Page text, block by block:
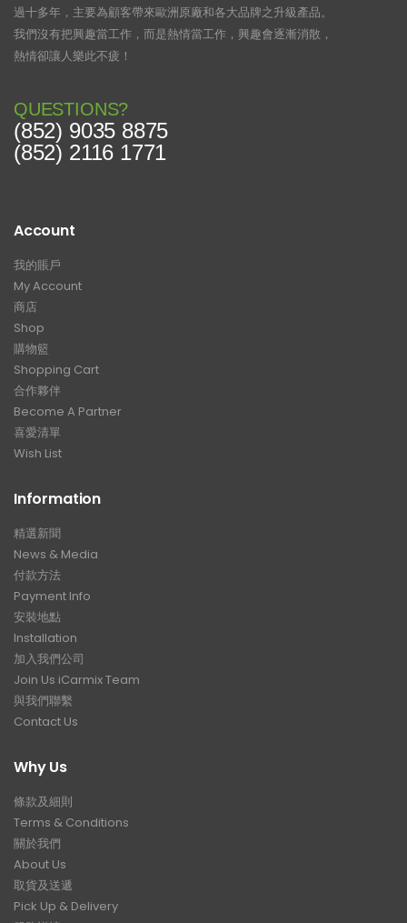
過十多年，主要為顧客帶來歐洲原廠和各大品牌之升級產品。
我們沒有把興趣當工作，而是熱情當工作，興趣會逐漸消散，
熱情卻讓人樂此不疲！
QUESTIONS?
(852) 9035 8875
(852) 2116 1771
Account
我的賬戶
My Account
商店
Shop
購物籃
Shopping Cart
合作夥伴
Become A Partner
喜愛清單
Wish List
Information
精選新聞
News & Media
付款方法
Payment Info
安裝地點
Installation
加入我們公司
Join Us iCarmix Team
與我們聯繫
Contact Us
Why Us
條款及細則
Terms & Conditions
關於我們
About Us
取貨及送遞
Pick Up & Delivery